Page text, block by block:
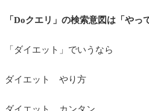
「Doクエリ」の検索意図は「やっ
「ダイエット」でいうなら
ダイエット やり方
ダイエット カンタン